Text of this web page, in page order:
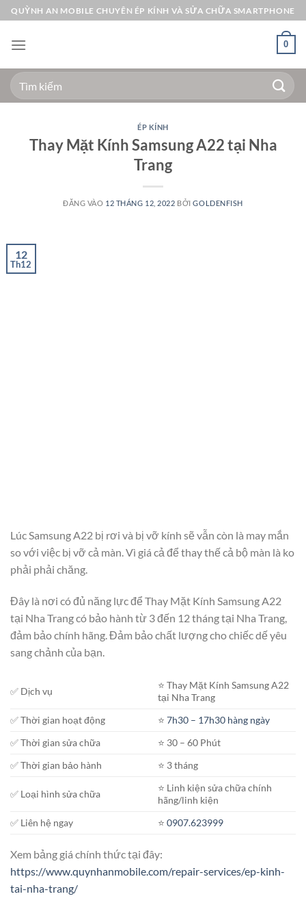
Bỏ
qua
nội
QUỲNH AN MOBILE CHUYÊN ÉP KÍNH VÀ SỬA CHỮA SMARTPHONE
0
Tìm
kiếm:
ÉP KÍNH
Thay Mặt Kính Samsung A22 tại Nha
Trang
ĐĂNG VÀO 12 THÁNG 12, 2022 BỞIGOLDENFISH
12
Th12
Lúc Samsung A22 bị rơi và bị vỡ kính sẽ vẫn còn là may mắn
so với việc bị vỡ cả màn. Vì giá cả để thay thế cả bộ màn là ko
phải phải chăng.
Đây là nơi có đủ năng lực để Thay Mặt Kính Samsung A22
tại Nha Trang có bảo hành từ 3 đến 12 tháng tại Nha Trang,
đảm bảo chính hãng. Đảm bảo chất lượng cho chiếc dế yêu
sang chảnh của bạn.
✅ Dịch vụ
⭐️ Thay Mặt Kính Samsung A22
tại Nha Trang
✅ Thời gian hoạt động
⭐️7h30 – 17h30 hàng ngày
✅ Thời gian sửa chữa
⭐️ 30 – 60 Phút
✅ Thời gian bảo hành
⭐️ 3 tháng
✅ Loại hình sửa chữa
⭐️ Linh kiện sửa chữa chính
hãng/linh kiện
✅ Liên hệ ngay
⭐️0907.623999
Xem bảng giá chính thức tại đây:
https://www.quynhanmobile.com/repair-services/ep-kinh-
tai-nha-trang/